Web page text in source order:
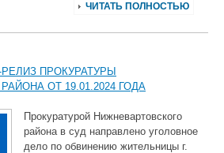
ЧИТАТЬ ПОЛНОСТЬЮ
ПРОКУРАТУРЫ
ОТ 19.01.2024 ГОДА
Прокуратурой Нижневартовского
района в суд направлено уголовное
дело по обвинению жительницы г.